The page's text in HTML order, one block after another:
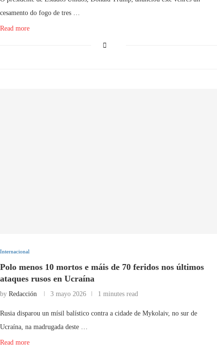
cesamento do fogo de tres …
Read more
Internacional
Polo menos 10 mortos e máis de 70 feridos nos últimos
ataques rusos en Ucraína
by Redacción 3 mayo 2026 1 minutes read
Rusia disparou un mísil balístico contra a cidade de Mykolaiv, no sur de
Ucraína, na madrugada deste …
Read more